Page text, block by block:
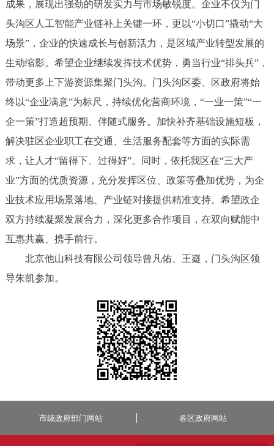
成果，展现出强劲的研发实力与市场敏锐度。企业不仅为门
头沟区人工智能产业链补上关键一环，更以“小切口”撬动“大
场景”，企业的快速成长与创新活力，是区域产业转型发展的
生动缩影。希望企业继续发挥技术优势，勇当行业“排头兵”，
带动更多上下游资源集聚门头沟。门头沟区委、区政府将始
终以“企业满意”为标尺，持续优化营商环境，“一业一策”“一
企一策”打造超预期、伴随式服务。加快补齐基础设施短板，
解决驻区企业职工在交通、生活服务配套等方面的实际需
求，让人才“留得下、过得好”。同时，依托我区在“三大产
业”方面的优质资源，充分发挥区位、政策等叠加优势，为企
业技术应用场景落地、产业链对接提供精准支持。希望政企
双方持续凝聚发展合力，深化更多合作项目，在双向赋能中
互惠共赢、携手前行。
北京他山科技有限公司领导曾凡佑、王嶷，门头沟区领
导朱凯参加。
市级政府部门网站 各区政府网站